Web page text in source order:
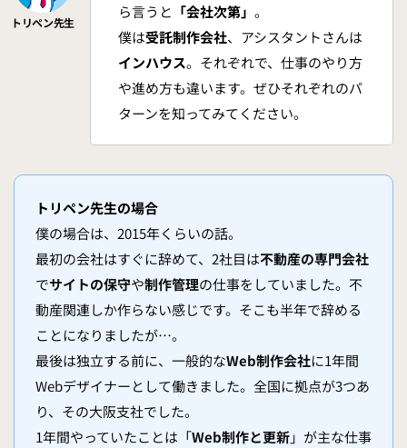
ら言うと 「会社次第」 。
僕は受託制作会社、アシスタントさんは
インハウス。それぞれで、仕事のやり方
や進め方も違います。ぜひそれぞれのパ
ターンを知ってみてください。
トリペン先生の場合
僕の場合は、2015年くらいの話。
最初の会社はすぐに辞めて、2社目は不動産の専門会社
でサイトの保守や制作管理の仕事をしていました。不
動産関連しか作らない感じです。そこも半年で辞める
ことになりましたが…。
最後は独立する前に、一般的なWeb制作会社に1年間
Webデザイナーとして働きました。全国に拠点が3つあ
り、その大阪支社でした。
1年間やっていたことは「Web制作と更新」が主な仕事